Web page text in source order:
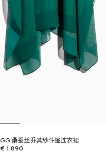
GG 桑蚕丝乔其纱斗篷连衣裙
€ 1.890